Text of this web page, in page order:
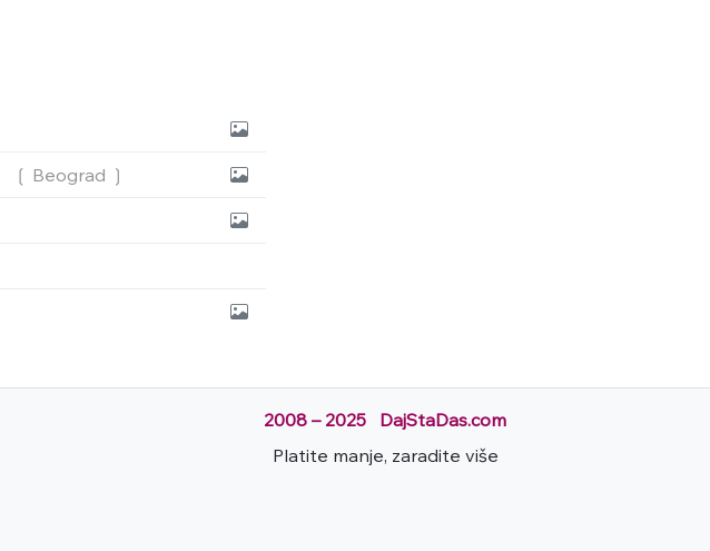
❲ Beograd ❳
2008 – 2025 DajStaDas.com
Platite manje, zaradite više